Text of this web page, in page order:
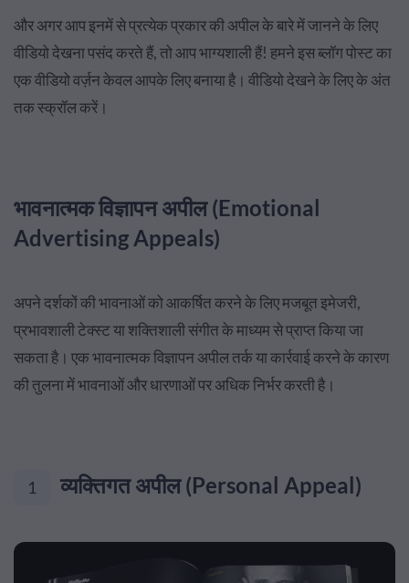
और अगर आप इनमें से प्रत्येक प्रकार की अपील के बारे में जानने के लिए
वीडियो देखना पसंद करते हैं, तो आप भाग्यशाली हैं! हमने इस ब्लॉग पोस्ट का
एक वीडियो वर्ज़न केवल आपके लिए बनाया है। वीडियो देखने के लिए के अंत
तक स्क्रॉल करें।
भावनात्मक विज्ञापन अपील (Emotional
Advertising Appeals)
अपने दर्शकों की भावनाओं को आकर्षित करने के लिए मजबूत इमेजरी,
प्रभावशाली टेक्स्ट या शक्तिशाली संगीत के माध्यम से प्राप्त किया जा
सकता है। एक भावनात्मक विज्ञापन अपील तर्क या कार्रवाई करने के कारण
की तुलना में भावनाओं और धारणाओं पर अधिक निर्भर करती है।
1 व्यक्तिगत अपील (Personal Appeal)